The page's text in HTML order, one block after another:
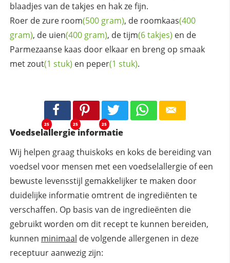
blaadjes van de takjes en hak ze fijn.
Roer de zure room(500 gram), de roomkaas(400
gram), de uien(400 gram), detijm(6 takjes) en de
Parmezaanse kaas door elkaar en breng op smaak
metzout(1 stuk) en peper(1 stuk).
25 25 25
Voedselallergie informatie
Wij helpen graag thuiskoks en koks de bereiding van
voedsel voor mensen met een voedselallergie of een
bewuste levensstijl gemakkelijker te maken door
duidelijke informatie omtrent de ingrediënten te
verschaffen. Op basis van de ingredieënten die
gebruikt worden om dit recept te kunnen bereiden,
kunnen minimaal de volgende allergenen in deze
receptuur aanwezig zijn: